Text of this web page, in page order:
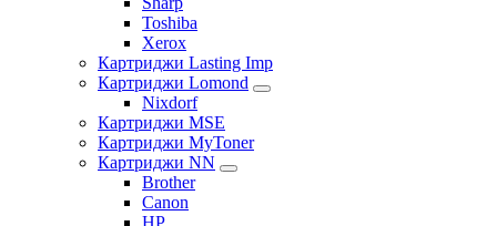
Toshiba
Xerox
Картриджи Lasting Imp
Картриджи Lomond
Nixdorf
Картриджи MSE
Картриджи MyToner
Картриджи NN
Brother
Canon
HP